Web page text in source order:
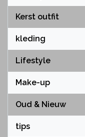
Kerst outfit
kleding
Lifestyle
Make-up
Oud & Nieuw
tips